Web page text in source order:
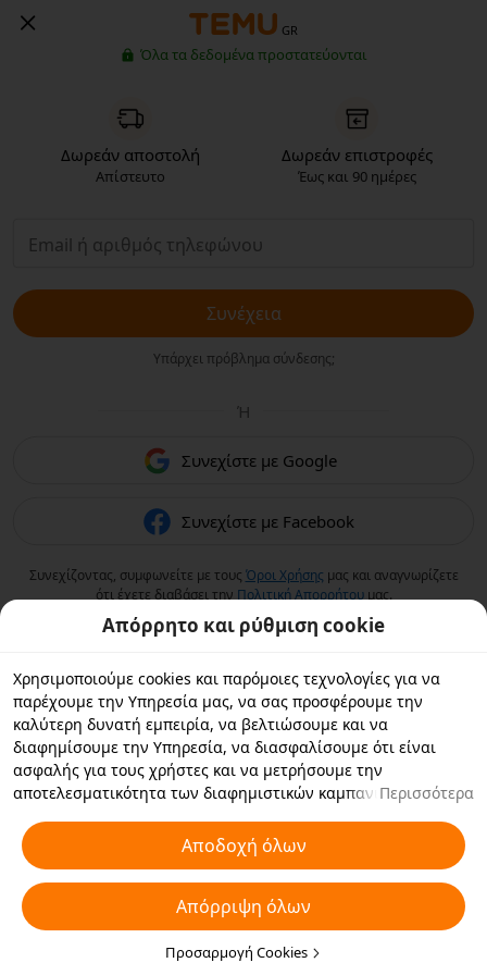
GR
Όλα τα δεδομένα προστατεύονται
Δωρεάν αποστολή
Απίστευτο
Δωρεάν επιστροφές
Έως και 90 ημέρες
Συνέχεια
Υπάρχει πρόβλημα σύνδεσης;
Ή
Συνεχίστε με Google
Συνεχίστε με Facebook
Συνεχίζοντας, συμφωνείτε με τους Όροι Χρήσης μας και αναγνωρίζετε
ότι έχετε διαβάσει την Πολιτική Aπορρήτουμας.
Απόρρητο και ρύθμιση cookie
Χρησιμοποιούμε cookies και παρόμοιες τεχνολογίες για να
παρέχουμε την Υπηρεσία μας, να σας προσφέρουμε την
καλύτερη δυνατή εμπειρία, να βελτιώσουμε και να
διαφημίσουμε την Υπηρεσία, να διασφαλίσουμε ότι είναι
ασφαλής για τους χρήστες και να μετρήσουμε την
αποτελεσματικότητα των διαφημιστικών καμπανιών. Εάν
συνεργάτες με τους οποίους συνεργαζόμαστε να αποθηκεύουν
cookies και παρόμοιες τεχνολογίες στη συσκευή σας για
διαφημιστικούς σκοπούς. Μπορείτε επίσης να κάνετε
"Απόρριψη όλων" για τα μη απαραίτητα cookie ή να επιλέξετε
ποιους τύπους cookies θέλετε να αποδεχτείτε ή να
απενεργοποιήσετε κάνοντας κλικ στην επιλογή "Προσαρμογή
Περισσότερα
Αποδοχή όλων
Απόρριψη όλων
Προσαρμογή Cookies